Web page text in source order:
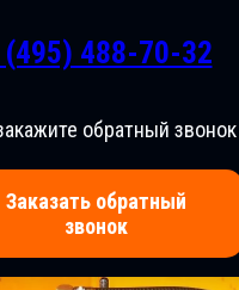
(495) 488-70-32
обратный звонок
Заказать обратный
звонок